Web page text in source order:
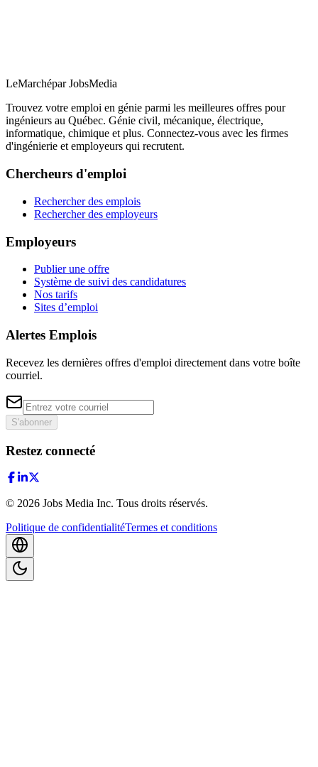
LeMarchépar JobsMedia
Trouvez votre emploi en génie parmi les meilleures offres pour
ingénieurs au Québec. Génie civil, mécanique, électrique,
informatique, chimique et plus. Connectez-vous avec les firmes
d'ingénierie et employeurs qui recrutent.
Chercheurs d'emploi
Rechercher des emplois
Rechercher des employeurs
Employeurs
Publier une offre
Système de suivi des candidatures
Nos tarifs
Sites d’emploi
Alertes Emplois
Recevez les dernières offres d'emploi directement dans votre boîte
courriel.
S'abonner
Restez connecté
© 2026 Jobs Media Inc. Tous droits réservés.
Politique de confidentialitéTermes et conditions